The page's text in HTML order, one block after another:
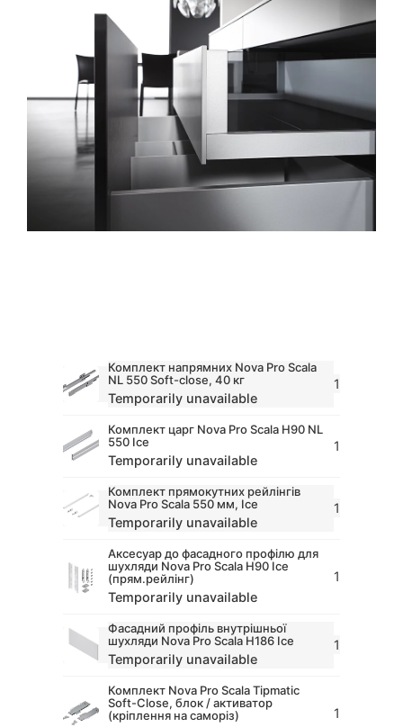
Комплект напрямних Nova Pro Scala
NL 550 Soft-close, 40 кг
Temporarily unavailable
1
Комплект царг Nova Pro Scala H90 NL
550 Ice
Temporarily unavailable
1
Комплект прямокутних рейлінгів
Nova Pro Scala 550 мм, Ice
Temporarily unavailable
1
Аксесуар до фасадного профілю для
шухляди Nova Pro Scala H90 Ice
(прям.рейлінг)
Temporarily unavailable
1
Фасадний профіль внутрішньої
шухляди Nova Pro Scala H186 Ice
Temporarily unavailable
1
Комплект Nova Pro Scala Tipmatic
Soft-Close, блок / активатор
(кріплення на саморіз)
1